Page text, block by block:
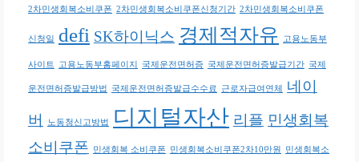
2차민생회복소비쿠폰 2차민생회복소비쿠폰신청기간 2차민생회복소비쿠폰
신청일 defi SK하이닉스 경제적자유 고용노동부
사이트 고용노동부홈페이지 국제운전면허증 국제운전면허증발급기간 국제
운전면허증발급방법 국제운전면허증발급수수료 근로자급여연체
네이
버
노동청신고방법 디지털자산 리플 민생회복
소비쿠폰
민생회복 소비쿠폰 민생회복소비쿠폰2차10만원 민생회복소